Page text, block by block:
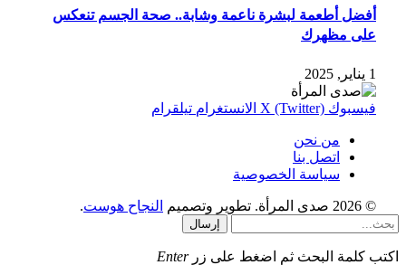
أفضل أطعمة لبشرة ناعمة وشابة.. صحة الجسم تنعكس
على مظهرك
1 يناير, 2025
فيسبوك X (Twitter) الانستغرام تيلقرام
من نحن
اتصل بنا
سياسة الخصوصية
© 2026 صدى المرأة. تطوير وتصميم النجاح هوست.
إرسال
اكتب كلمة البحث ثم اضغط على زرEnter